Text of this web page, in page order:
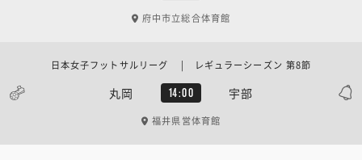
府中市立総合体育館
丸岡 14:00 宇部
日本女子フットサルリーグ | レギュラーシーズン 第8節
福井県営体育館